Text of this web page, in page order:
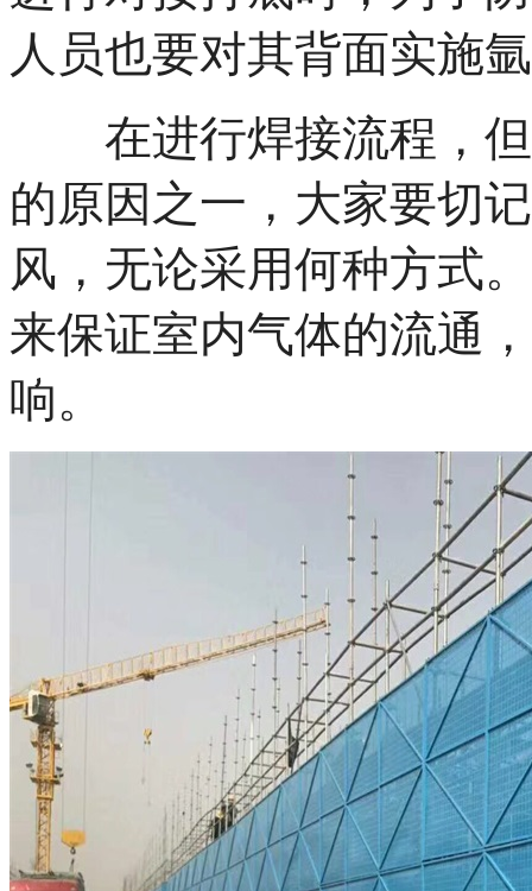
人员也要对其背面实施
在进行焊接流程，但
的原因之一，大家要切
风，无论采用何种方式
来保证室内气体的流通
响。